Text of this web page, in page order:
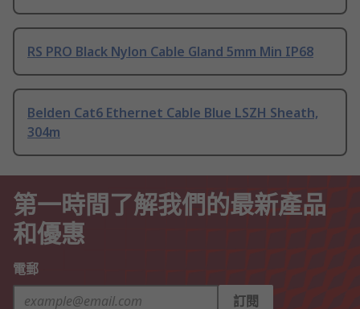
RS PRO Black Nylon Cable Gland 5mm Min IP68
Belden Cat6 Ethernet Cable Blue LSZH Sheath,
304m
第一時間了解我們的最新產品
和優惠
電郵
訂閱